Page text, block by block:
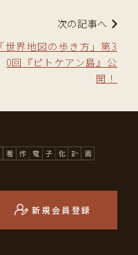
次の記事へ
「世界地図の歩き方」第3
0回『ピトケアン島』公
開！
新規会員登録